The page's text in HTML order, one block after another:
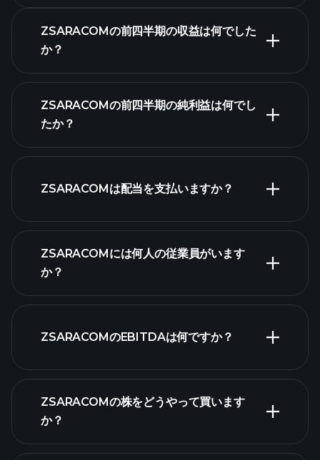
ZSARACOMの収益
ZSARACOMの前四半期の収益は何でした
か？
ZSARACOMの前四半期の純利益は何でし
たか？
ZSARACOMは配当を支払いますか？
高配当株
ZSARACOMには何人の従業員がいます
か？
の雇用主
ZSARACOMのEBITDAは何ですか？
財務諸表
ZSARACOMの株をどうやって買います
か？